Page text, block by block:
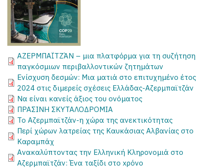
ΑΖΕΡΜΠΑΪΤΖΆΝ – μια πλατφόρμα για τη συζήτηση
παγκόσμιων περιβαλλοντικών ζητημάτων
Ενίσχυση δεσμών: Μια ματιά στο επιτυχημένο έτος
2024 στις διμερείς σχέσεις Ελλάδας-Αζερμπαϊτζάν
Να είναι κανείς άξιος του ονόματος
ΠΡΑΣΙΝΗ ΣΚΥΤΑΛΟΔΡΟΜΙΑ
Το Αζερμπαϊτζάν-η χώρα της ανεκτικότητας
Περί χώρων λατρείας της Καυκάσιας Αλβανίας στο
Καραμπάχ
Ανακαλύπτοντας την Ελληνική Κληρονομιά στο
Αζερμπαϊτζάν: Ένα ταξίδι στο xρόνο